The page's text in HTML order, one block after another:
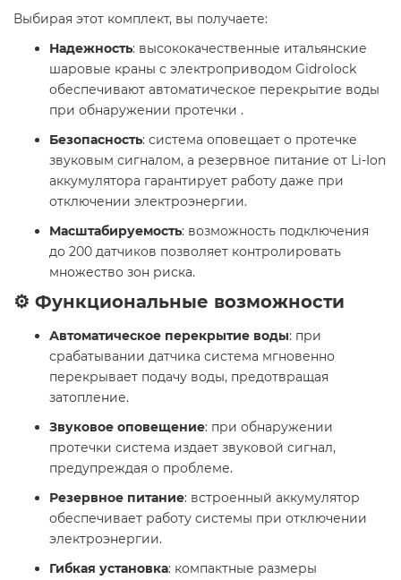
Выбирая этот комплект, вы получаете:
Надежность: высококачественные итальянские
шаровые краны с электроприводом Gidrolock
обеспечивают автоматическое перекрытие воды
при обнаружении протечки .
Безопасность: система оповещает о протечке
звуковым сигналом, а резервное питание от Li-Ion
аккумулятора гарантирует работу даже при
отключении электроэнергии.
Масштабируемость: возможность подключения
до 200 датчиков позволяет контролировать
множество зон риска.
⚙️ Функциональные возможности
Автоматическое перекрытие воды: при
срабатывании датчика система мгновенно
перекрывает подачу воды, предотвращая
затопление.
Звуковое оповещение: при обнаружении
протечки система издает звуковой сигнал,
предупреждая о проблеме.
Резервное питание: встроенный аккумулятор
обеспечивает работу системы при отключении
электроэнергии.
Гибкая установка: компактные размеры